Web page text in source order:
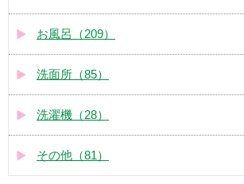
お風呂（209）
洗面所（85）
洗濯機（28）
その他（81）